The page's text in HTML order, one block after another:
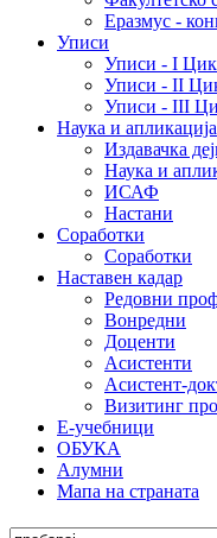
Еразмус -
Уписи
Уписи - I
Уписи - II
Уписи - III
Наука и апликација
Издавачка
Наука и
ИСАФ
Настани
Соработки
Соработки
Наставен кадар
Редовни
Вонредни
Доценти
Асистенти
Асистент-
Визитинг
Е-учебници
ОБУКА
Алумни
Мапа на страната